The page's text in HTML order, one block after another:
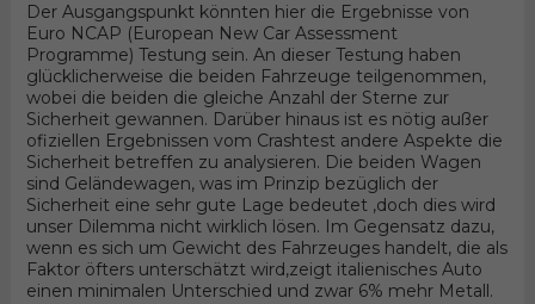
Der Ausgangspunkt könnten hier die Ergebnisse von
Euro NCAP (European New Car Assessment
Programme) Testung sein. An dieser Testung haben
glücklicherweise die beiden Fahrzeuge teilgenommen,
wobei die beiden die gleiche Anzahl der Sterne zur
Sicherheit gewannen. Darüber hinaus ist es nötig außer
ofiziellen Ergebnissen vom Crashtest andere Aspekte die
Sicherheit betreffen zu analysieren. Die beiden Wagen
sind Geländewagen, was im Prinzip bezüglich der
Sicherheit eine sehr gute Lage bedeutet ,doch dies wird
unser Dilemma nicht wirklich lösen. Im Gegensatz dazu,
wenn es sich um Gewicht des Fahrzeuges handelt, die als
Faktor öfters unterschätzt wird,zeigt italienisches Auto
einen minimalen Unterschied und zwar 6% mehr Metall.